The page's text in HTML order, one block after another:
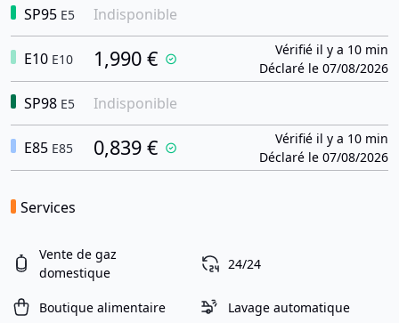
SP95 E5 Indisponible
E10 E10 1,990 €
Vérifié il y a 10 min
Déclaré le 07/08/2026
SP98 E5 Indisponible
E85 E85 0,839 €
Vérifié il y a 10 min
Déclaré le 07/08/2026
Services
Vente de gaz
domestique
24/24
Boutique alimentaire Lavage automatique